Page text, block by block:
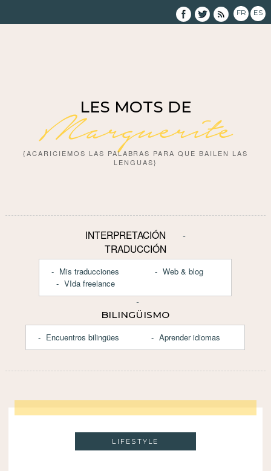
FR ES
LES MOTS DE
Marguerite
{ACARICIEMOS LAS PALABRAS PARA QUE BAILEN LAS
LENGUAS}
INTERPRETACIÓN
TRADUCCIÓN
Mis traducciones
VIda freelance
Web & blog
BILINGÜISMO
Encuentros bilingües
Aprender idiomas
LIFESTYLE